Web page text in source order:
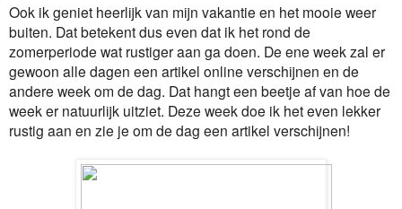
Ook ik geniet heerlijk van mijn vakantie en het mooie weer
buiten. Dat betekent dus even dat ik het rond de
zomerperiode wat rustiger aan ga doen. De ene week zal er
gewoon alle dagen een artikel online verschijnen en de
andere week om de dag. Dat hangt een beetje af van hoe de
week er natuurlijk uitziet. Deze week doe ik het even lekker
rustig aan en zie je om de dag een artikel verschijnen!